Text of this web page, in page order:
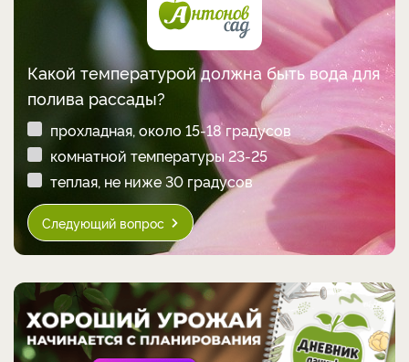
Какой температурой должна быть вода для
полива рассады?
прохладная, около 15-18 градусов
комнатной температуры 23-25
теплая, не ниже 30 градусов
Следующий вопрос